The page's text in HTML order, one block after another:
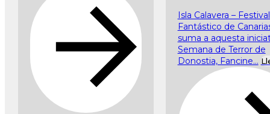
Isla Calavera –
Fantástico de
suma a aquesta
Semana de Terror de
Donostia, Fancine...